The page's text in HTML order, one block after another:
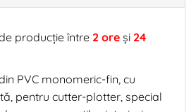
producție între 2 oreși 24
PVC monomeric-fin, cu
pentru cutter-plotter, special